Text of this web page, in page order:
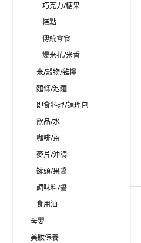
巧克力/糖果
糕點
傳統零食
爆米花/米香
米/穀物/雜糧
麵條/泡麵
即食料理/調理包
飲品/水
咖啡/茶
麥片/沖調
罐頭/果醬
調味料/醬
食用油
母嬰
美妝保養